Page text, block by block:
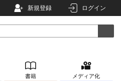
新規登録 ログイン
書籍 メディア化